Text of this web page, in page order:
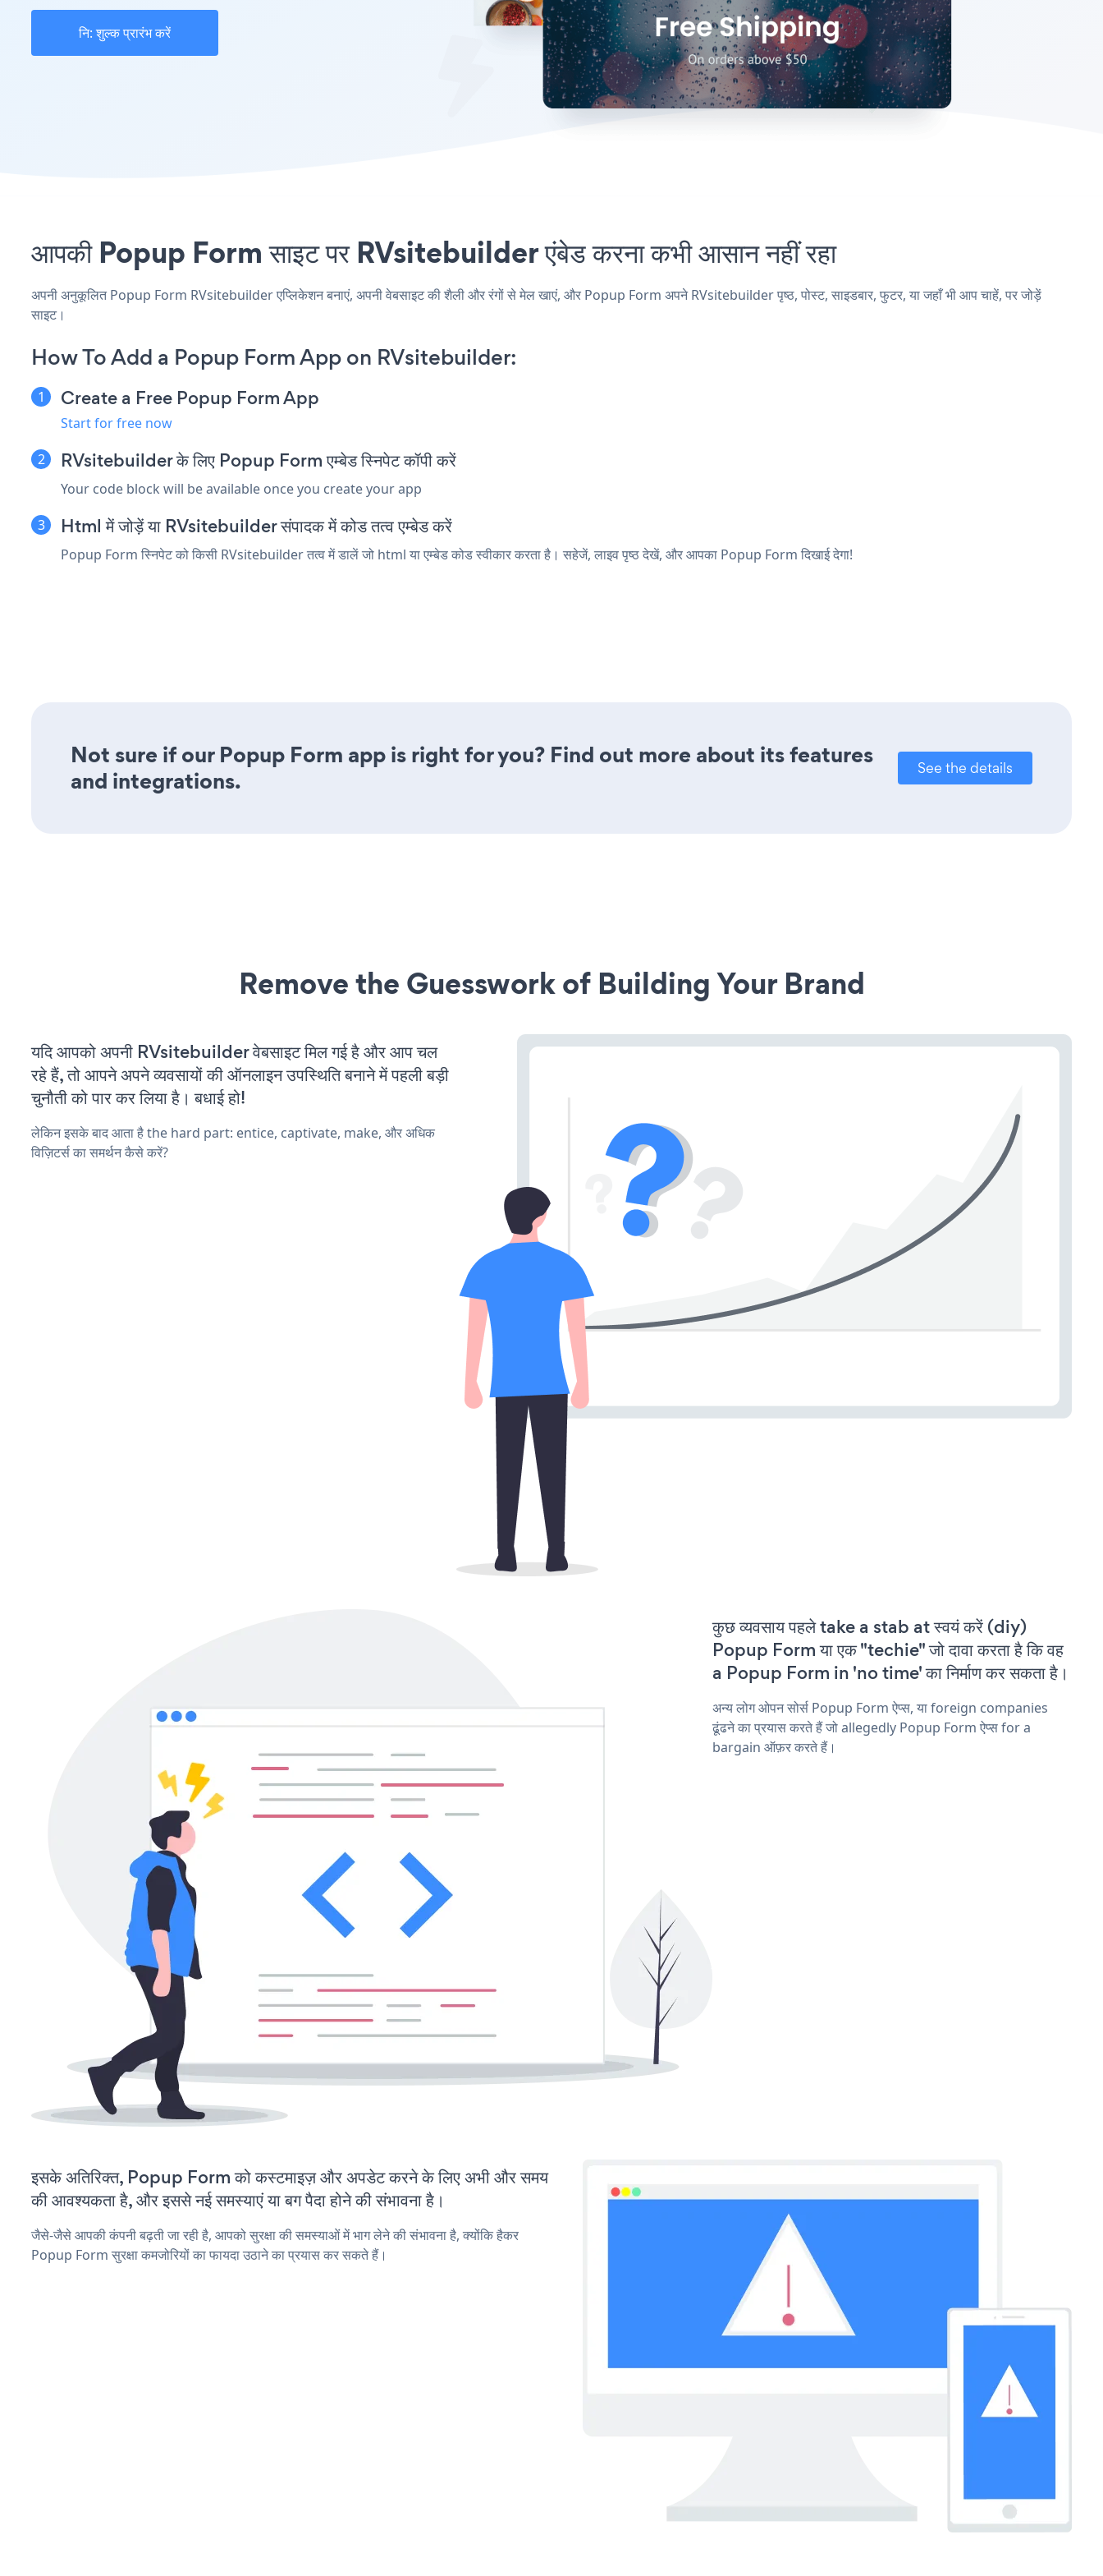
नि: शुल्क प्रारंभ करें
आपकी Popup Form साइट पर RVsitebuilder एंबेड करना कभी आसान नहीं रहा
अपनी अनुकूलित Popup Form RVsitebuilder एप्लिकेशन बनाएं, अपनी वेबसाइट की शैली और रंगों से मेल खाएं, और Popup Form अपने RVsitebuilder पृष्ठ, पोस्ट, साइडबार, फुटर, या जहाँ भी आप चाहें, पर जोड़ें
साइट।
How To Add a Popup Form App on RVsitebuilder:
Create a Free Popup Form App
Start for free now
RVsitebuilder के लिए Popup Form एम्बेड स्निपेट कॉपी करें
Your code block will be available once you create your app
Html में जोड़ें या RVsitebuilder संपादक में कोड तत्व एम्बेड करें
Popup Form स्निपेट को किसी RVsitebuilder तत्व में डालें जो html या एम्बेड कोड स्वीकार करता है। सहेजें, लाइव पृष्ठ देखें, और आपका Popup Form दिखाई देगा!
Not sure if our Popup Form app is right for you? Find out more about its features
and integrations.
See the details
Remove the Guesswork of Building Your Brand
यदि आपको अपनी RVsitebuilder वेबसाइट मिल गई है और आप चल
रहे हैं, तो आपने अपने व्यवसायों की ऑनलाइन उपस्थिति बनाने में पहली बड़ी
चुनौती को पार कर लिया है। बधाई हो!
लेकिन इसके बाद आता है the hard part: entice, captivate, make, और अधिक
विज़िटर्स का समर्थन कैसे करें?
कुछ व्यवसाय पहले take a stab at स्वयं करें (diy)
Popup Form या एक "techie" जो दावा करता है कि वह
a Popup Form in 'no time' का निर्माण कर सकता है।
अन्य लोग ओपन सोर्स Popup Form ऐप्स, या foreign companies
ढूंढने का प्रयास करते हैं जो allegedly Popup Form ऐप्स for a
bargain ऑफ़र करते हैं।
इसके अतिरिक्त, Popup Form को कस्टमाइज़ और अपडेट करने के लिए अभी और समय
की आवश्यकता है, और इससे नई समस्याएं या बग पैदा होने की संभावना है।
जैसे-जैसे आपकी कंपनी बढ़ती जा रही है, आपको सुरक्षा की समस्याओं में भाग लेने की संभावना है, क्योंकि हैकर
Popup Form सुरक्षा कमजोरियों का फायदा उठाने का प्रयास कर सकते हैं।